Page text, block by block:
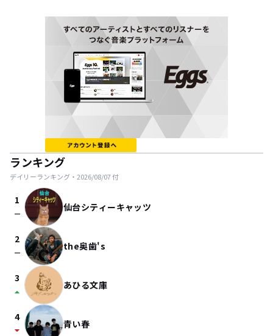
ランキング
デイリーランキング・ 2026/08/07付
1
check_indeterminate_small 仙台シティーキャッツ
2
check_indeterminate_small the奥歯's
3
arrow_drop_up あひる文庫
4
arrow_drop_down 青い春